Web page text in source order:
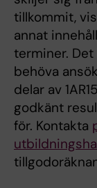
tillkommit,
annat
terminer.
behöva
delar av
godkänt
för. Kontakta